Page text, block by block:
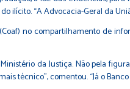
ilícito. “A Advocacia-Geral da
no compartilhamento de
da Justiça. Não pela
técnico”, comentou. “Já o